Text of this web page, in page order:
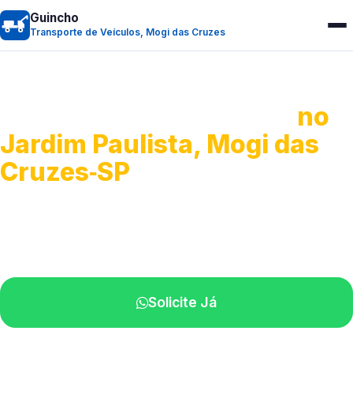
Guincho
Transporte de Veículos, Mogi das Cruzes
no
Jardim Paulista, Mogi das
Cruzes‑SP
Solicite Já